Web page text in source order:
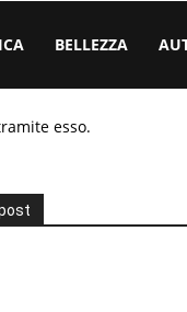
BELLEZZA
esso.